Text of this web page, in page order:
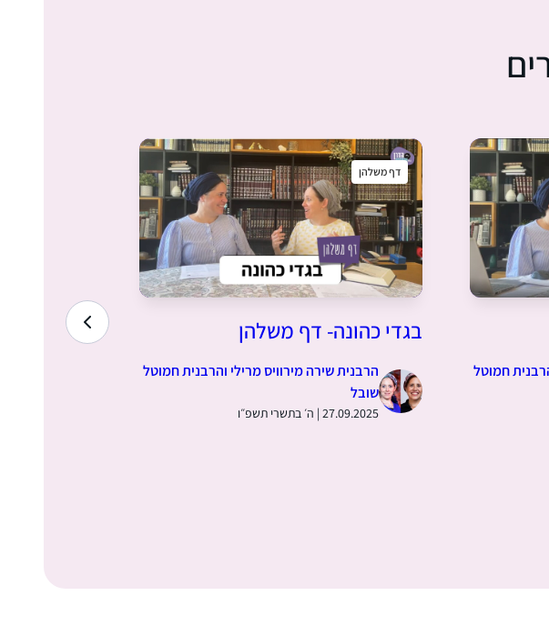
חמוטל
דף משלהן
בגדי כהונה- דף משלהן
הרבנית שירה מירוויס מרילי והרבנית חמוטל
שובל
27.09.2025 | ה׳ בתשרי תשפ״ו
כוונה